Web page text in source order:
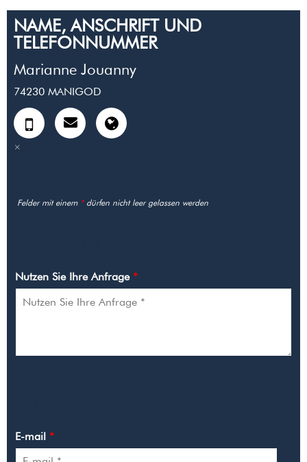
NAME, ANSCHRIFT UND
TELEFONNUMMER
Marianne Jouanny
74230 MANIGOD
Felder mit einem *dürfen nicht leer gelassen werden
Nutzen Sie Ihre Anfrage *
E-mail *